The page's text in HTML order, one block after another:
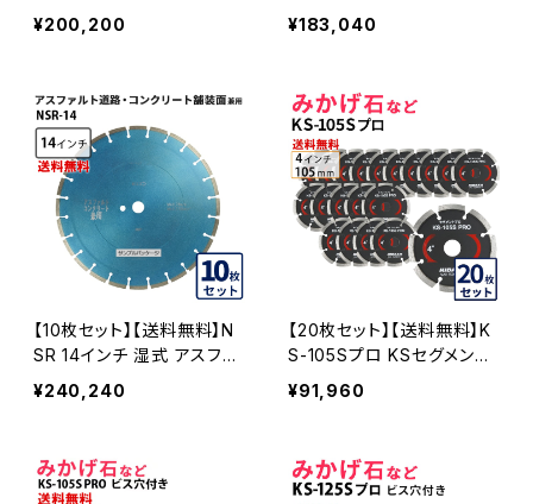
売】乾式 EXR330 12インチ
exr330-12 コンクリート二
¥200,200
ルト道路・コンクリート舗装
面兼用 一般道路カッター切
ブレード カッターブレード
刃 NSR-12-10
¥183,040
【10枚セット】【送料無料】N
SR 14インチ 湿式 アスファ
ルト道路・コンクリート舗装
面兼用 一般道路カッター専
ード カッターブレード 刃 N
SR-14-10
¥240,240
【20枚セット】【送料無料】K
S-105Sプロ KSセグメント
プロ 4インチ 105mm みか
げ石などの切断用 ダイヤセ
ー 刃 (ks-105spro-20)
¥91,960